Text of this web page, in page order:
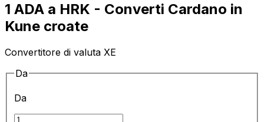
1 ADA a HRK - Converti Cardano in
Kune croate
Convertitore di valuta XE
Da
Da